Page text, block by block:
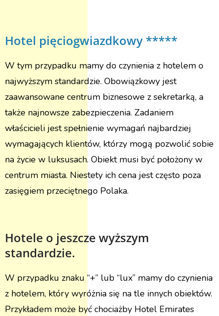
Hotel pięciogwiazdkowy *****
W tym przypadku mamy do czynienia z hotelem o
najwyższym standardzie. Obowiązkowy jest
zaawansowane centrum biznesowe z sekretarką, a
także najnowsze zabezpieczenia. Zadaniem
właścicieli jest spełnienie wymagań najbardziej
wymagających klientów, którzy mogą pozwolić sobie
na życie w luksusach. Obiekt musi być położony w
centrum miasta. Niestety ich cena jest często poza
zasięgiem przeciętnego Polaka.
Hotele o jeszcze wyższym
standardzie.
W przypadku znaku “+” lub “lux” mamy do czynienia
z hotelem, który wyróżnia się na tle innych obiektów.
Przykładem może być chociażby Hotel Emirates